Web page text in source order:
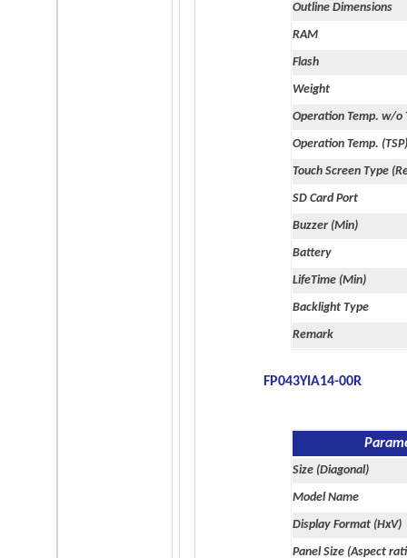
Outline Dimensions
RAM
Flash
Weight
Operation Temp. w/o
Operation Temp. (TSP)
Touch Screen Type
SD Card Port
Buzzer (Min)
Battery
LifeTime (Min)
Backlight Type
Remark
FP043YIA14-00R
Size (Diagonal)
Model Name
Display Format (HxV)
Panel Size (Aspect